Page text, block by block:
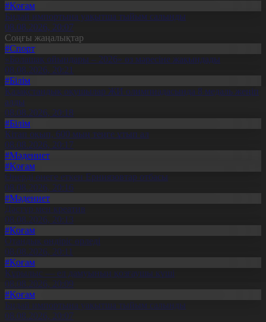
#Қоғам
Бидай импортына уақытша тыйым салынды
08.08.2026, 20:07
Соңғы жаңалықтар
#Спорт
«Болашақ ойындары – 2026» өз мәресіне жақындады
08.08.2026, 20:21
#Білім
Қазақстандық оқушылар ЖИ олимпиадасында 8 медаль жеңіп
алды
08.08.2026, 20:18
#Білім
Кітап оқып, 600 мың теңге ұтып ал
08.08.2026, 20:17
#Мәдениет
#Қоғам
Өнерді өнеге еткен Ерниязовтар отбасы
08.08.2026, 20:16
#Мәдениет
Дәстүр мен креатив
08.08.2026, 20:13
#Қоғам
Отандық өндіріс өрледі
08.08.2026, 20:11
#Қоғам
Құрылыс — ел дамуының қозғаушы күші
08.08.2026, 20:09
#Қоғам
Бидай импортына уақытша тыйым салынды
08.08.2026, 20:07